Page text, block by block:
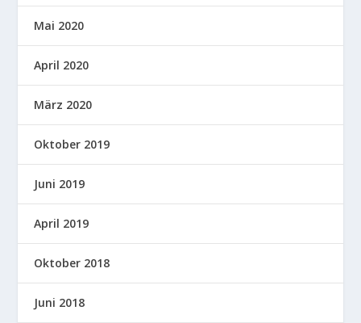
Mai 2020
April 2020
März 2020
Oktober 2019
Juni 2019
April 2019
Oktober 2018
Juni 2018